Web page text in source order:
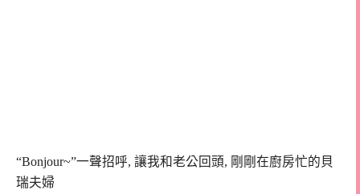
“Bonjour~”一聲招呼, 讓我和老公回頭, 剛剛在廚房忙的貝
瑞夫婦